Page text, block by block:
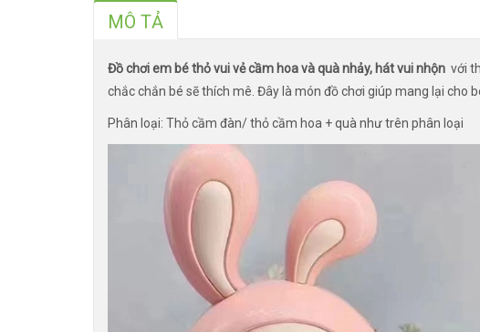
MÔ TẢ
Đồ chơi em bé thỏ vui vẻ cầm hoa và quà nhảy, hát vui nhộn với
chắc chắn bé sẽ thích mê. Đây là món đồ chơi giúp mang lại cho
Phân loại: Thỏ cầm đàn/ thỏ cầm hoa + quà như trên phân loại